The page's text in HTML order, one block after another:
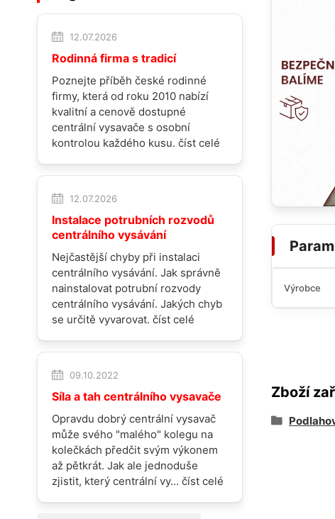
12.07.2026
Rodinná firma s tradicí
Poznejte příběh české rodinné
firmy, která od roku 2010 nabízí
kvalitní a cenově dostupné
centrální vysavače s osobní
kontrolou každého kusu. číst celé
12.07.2026
Instalace potrubních rozvodů
centrálního vysávání
Nejčastější chyby při instalaci
centrálního vysávání. Jak správně
nainstalovat potrubní rozvody
centrálního vysávání. Jakých chyb
se určitě vyvarovat. číst celé
09.10.2022
Síla a tah centrálního vysavače
Opravdu dobrý centrální vysavač
může svého "malého" kolegu na
kolečkách předčit svým výkonem
až pětkrát. Jak ale jednoduše
zjistit, který centrální vy... číst celé
Výrobce
Zboží